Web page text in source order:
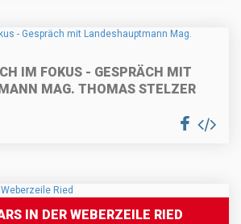
IM FOKUS - GESPRÄCH MIT
MAG. THOMAS STELZER
IN DER WEBERZEILE RIED